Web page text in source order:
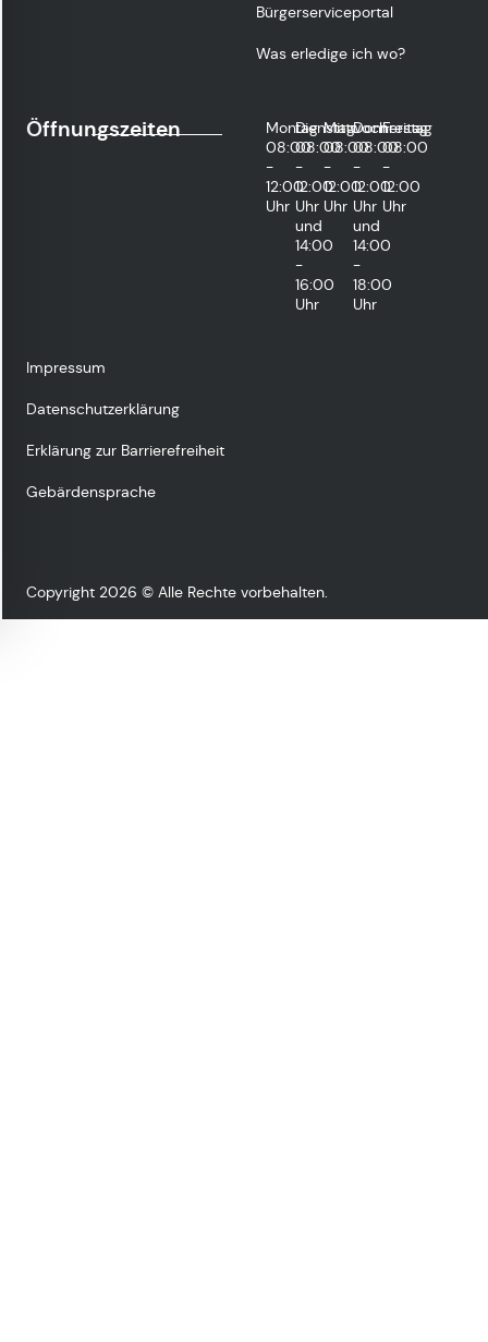
Bürgerserviceportal
Was erledige ich wo?
Öffnungszeiten
Montag
08:00
-
12:00
Uhr
Dienstag
08:00
-
12:00
Uhr
und
14:00
-
16:00
Uhr
Mittwoch
08:00
-
12:00
Uhr
Donnerstag
08:00
-
12:00
Uhr
und
14:00
-
18:00
Uhr
Freitag
08:00
-
12:00
Uhr
Impressum
Datenschutzerklärung
Erklärung zur Barrierefreiheit
Gebärdensprache
Copyright 2026 © Alle Rechte vorbehalten.